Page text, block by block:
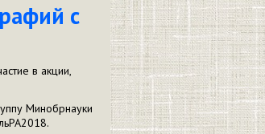
с
в акции,
Минобрнауки